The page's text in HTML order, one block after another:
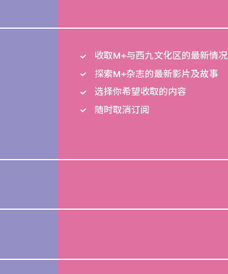
收取M+与西九文化区的最新情况
探索M+杂志的最新影片及故事
选择你希望收取的内容
随时取消订阅